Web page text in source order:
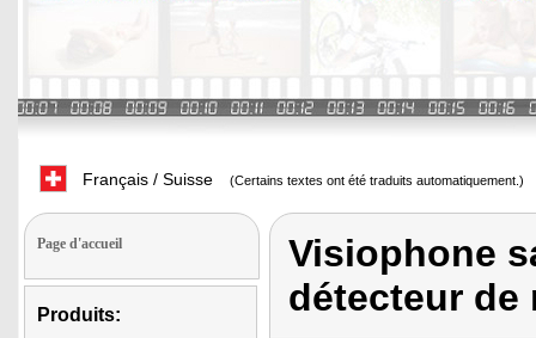
Français / Suisse (Certains textes ont été traduits automatiquement.)
Page d'accueil
Produits:
Visiophone
détecteur de